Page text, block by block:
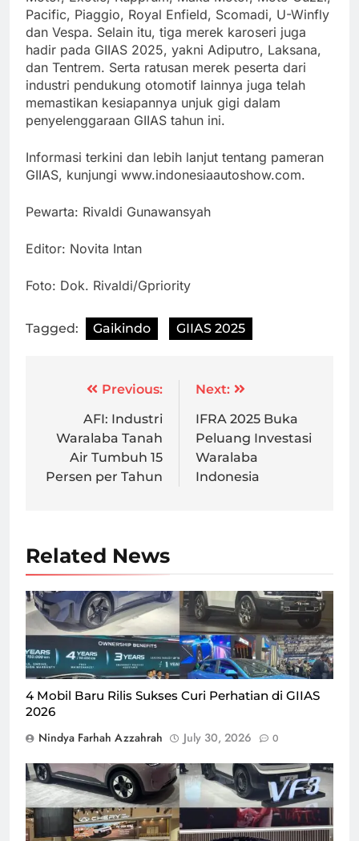
Pacific, Piaggio, Royal Enfield, Scomadi, U-Winfly
dan Vespa. Selain itu, tiga merek karoseri juga
hadir pada GIIAS 2025, yakni Adiputro, Laksana,
dan Tentrem. Serta ratusan merek peserta dari
industri pendukung otomotif lainnya juga telah
memastikan kesiapannya unjuk gigi dalam
penyelenggaraan GIIAS tahun ini.
Informasi terkini dan lebih lanjut tentang pameran
GIIAS, kunjungi www.indonesiaautoshow.com.
Pewarta: Rivaldi Gunawansyah
Editor: Novita Intan
Foto: Dok. Rivaldi/Gpriority
Tagged: Gaikindo GIIAS 2025
navigation
Previous:
AFI: Industri
Waralaba Tanah
Air Tumbuh 15
Persen per Tahun
Next:
IFRA 2025 Buka
Peluang Investasi
Waralaba
Indonesia
Related News
4 mobil baru rilis yang dipresentasikan pada ajang GIIAS
2026, Rabu (29/7) di ICE BSD City Tangerang/Foto : Dok.
GPriority (Nindya Farhah Azzahrah)
4 Mobil Baru Rilis Sukses Curi Perhatian di GIIAS
2026
Nindya Farhah Azzahrah July 30, 2026 0
4 EV Gemes yang hadir di ajang GIIAS 2026, yang
berlangsung pada 30 Juli - 6 Agustus 2026/Foto : Dok.
GPriority (Nindya Farhah Azzahrah)